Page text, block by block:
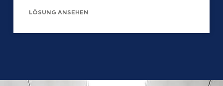
LÖSUNG ANSEHEN